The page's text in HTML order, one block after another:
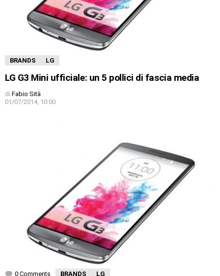
BRANDS LG
LG G3 Mini ufficiale: un 5 pollici di fascia media
di Fabio Sità
01/07/2014, 10:00
0 Comments BRANDS LG